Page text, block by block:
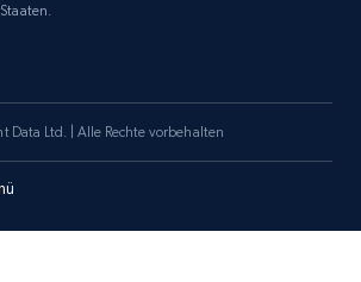
data on products using
Data Ltd. | Alle Rechte vorbehalten